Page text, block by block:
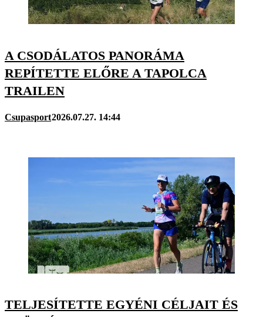
A CSODÁLATOS PANORÁMA
REPÍTETTE ELŐRE A TAPOLCA
TRAILEN
Csupasport2026.07.27. 14:44
TELJESÍTETTE EGYÉNI CÉLJAIT ÉS